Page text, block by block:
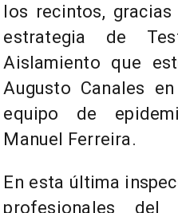
los recintos,
estrategia de
Aislamiento que
Augusto Canales
equipo de
Manuel Ferreira.
En esta última
profesionales del